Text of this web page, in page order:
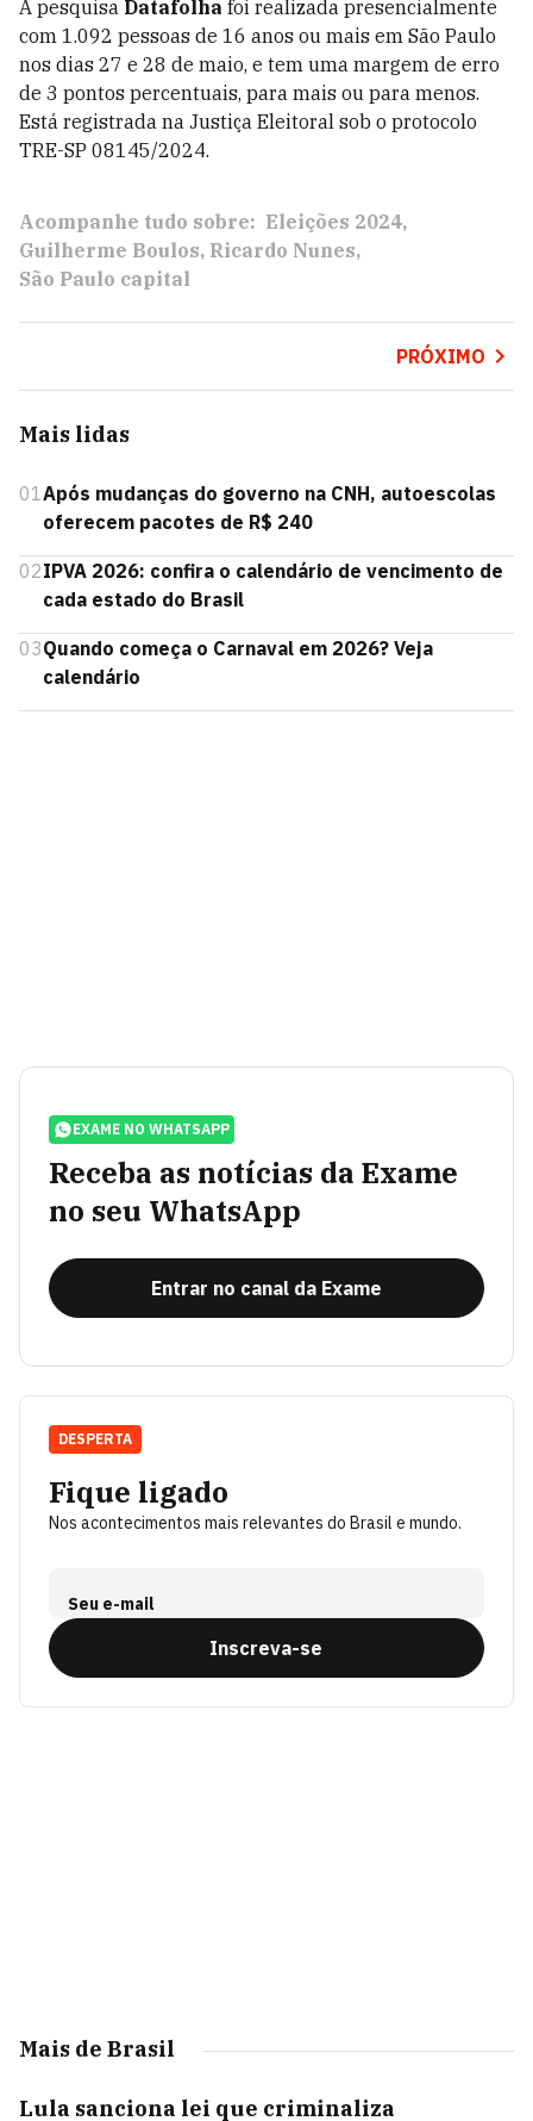
A pesquisa Datafolha foi realizada presencialmente
com 1.092 pessoas de 16 anos ou mais em São Paulo
nos dias 27 e 28 de maio, e tem uma margem de erro
de 3 pontos percentuais, para mais ou para menos.
Está registrada na Justiça Eleitoral sob o protocolo
TRE-SP 08145/2024.
Acompanhe tudo sobre: Eleições 2024
Guilherme Boulos Ricardo Nunes
São Paulo capital
PRÓXIMO
Mais lidas
01 Após mudanças do governo na CNH, autoescolas
oferecem pacotes de R$ 240
02IPVA 2026: confira o calendário de vencimento de
cada estado do Brasil
03Quando começa o Carnaval em 2026? Veja
calendário
EXAME NO WHATSAPP
Receba as notícias da Exame
no seu WhatsApp
Entrar no canal da Exame
Fique ligado
Nos acontecimentos mais relevantes do Brasil e mundo.
Seu e-mail
Inscreva-se
DESPERTA
Mais de Brasil
Lula sanciona lei que criminaliza